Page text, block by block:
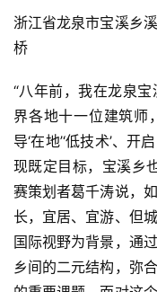
浙江省龙泉市宝溪乡
桥
“八年前，我在龙泉
界各地十一位建筑师
导‘在地’‘低技术’、
现既定目标，宝溪乡
赛策划者葛千涛说，
长，宜居、宜游、但
国际视野为背景，通
乡间的二元结构，弥